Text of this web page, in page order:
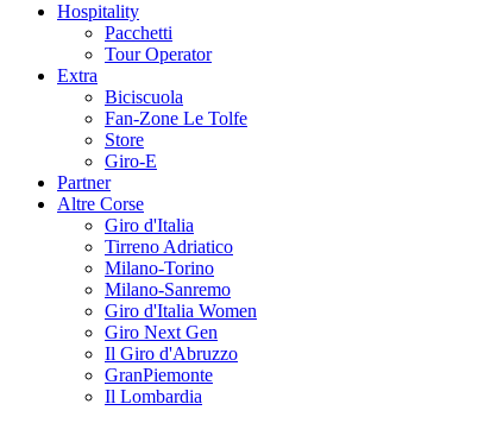
Hospitality
Pacchetti
Tour Operator
Extra
Biciscuola
Fan-Zone Le Tolfe
Store
Giro-E
Partner
Altre Corse
Giro d'Italia
Tirreno Adriatico
Milano-Torino
Milano-Sanremo
Giro d'Italia Women
Giro Next Gen
Il Giro d'Abruzzo
GranPiemonte
Il Lombardia